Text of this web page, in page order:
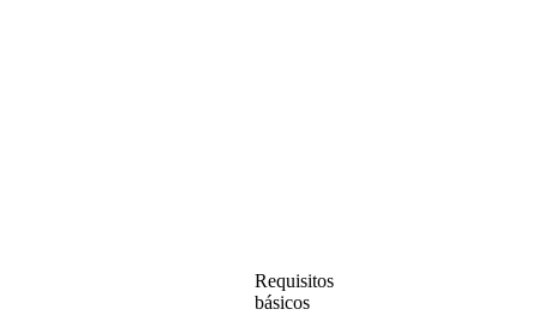
Requisitos
básicos